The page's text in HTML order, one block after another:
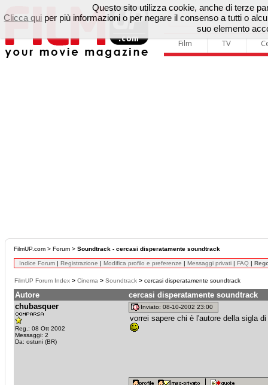
Film TV
FilmUP.com > Forum > Soundtrack - cercasi disperatamente soundtrack
Indice Forum | Registrazione | Modifica profilo e preferenze | Messaggi privati | FAQ |
FilmUP Forum Index > Cinema > Soundtrack > cercasi disperatamente soundtrack
Autore
cercasi disperatamente soundtrack
chubasquer
Reg.: 08 Ott 2002
Messaggi: 2
Da: ostuni (BR)
Inviato: 08-10-2002 23:00
vorrei sapere chi è l'autore della sigla
Questo sito utilizza cookie, anche di terze
Clicca qui per più informazioni o per negare il consenso a tutti o
suo elemento